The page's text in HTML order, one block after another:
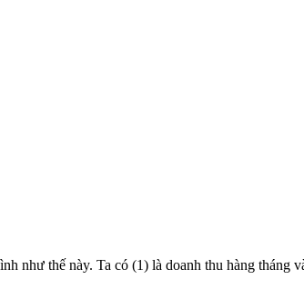
như thế này. Ta có (1) là doanh thu hàng tháng